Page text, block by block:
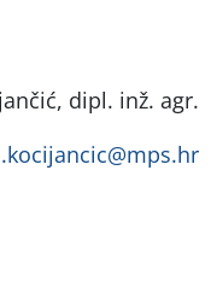
dipl. inž. agr.